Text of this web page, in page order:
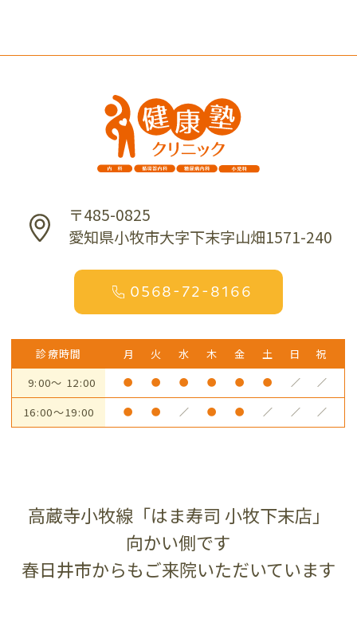
〒485-0825
愛知県小牧市大字下末字山畑1571-240
0568-72-8166
診療時間 月 火 水 木 金 土 日
祝
9:00～ 12:00
● ● ● ● ● ● ／ ／
16:00～19:00 ● ● ／ ● ● ／ ／ ／
高蔵寺小牧線「はま寿司 小牧下末店」
向かい側です
春日井市からもご来院いただいています